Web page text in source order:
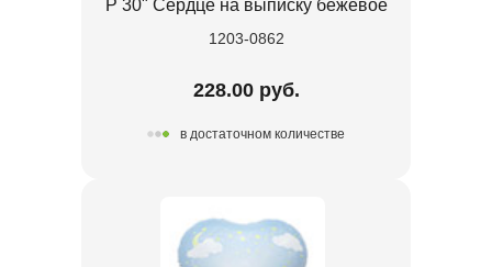
Р 30" Сердце на выписку бежевое
1203-0862
228.00 руб.
в достаточном количестве